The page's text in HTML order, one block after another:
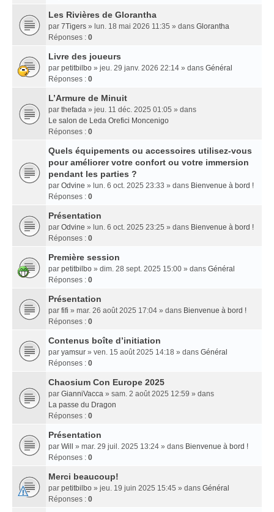
Les Rivières de Glorantha
par 7Tigers » lun. 18 mai 2026 11:35 » dans Glorantha
Réponses : 0
Livre des joueurs
par petitbilbo » jeu. 29 janv. 2026 22:14 » dans Général
Réponses : 0
L’Armure de Minuit
par thefada » jeu. 11 déc. 2025 01:05 » dans
Le salon de Leda Orefici Moncenigo
Réponses : 0
Quels équipements ou accessoires utilisez-vous
pour améliorer votre confort ou votre immersion
pendant les parties ?
par Odvine » lun. 6 oct. 2025 23:33 » dans Bienvenue à bord !
Réponses : 0
Présentation
par Odvine » lun. 6 oct. 2025 23:25 » dans Bienvenue à bord !
Réponses : 0
Première session
par petitbilbo » dim. 28 sept. 2025 15:00 » dans Général
Réponses : 0
Présentation
par fifi » mar. 26 août 2025 17:04 » dans Bienvenue à bord !
Réponses : 0
Contenus boîte d’initiation
par yamsur » ven. 15 août 2025 14:18 » dans Général
Réponses : 0
Chaosium Con Europe 2025
par GianniVacca » sam. 2 août 2025 12:59 » dans
La passe du Dragon
Réponses : 0
Présentation
par Will » mar. 29 juil. 2025 13:24 » dans Bienvenue à bord !
Réponses : 0
Merci beaucoup!
par petitbilbo » jeu. 19 juin 2025 15:45 » dans Général
Réponses : 0